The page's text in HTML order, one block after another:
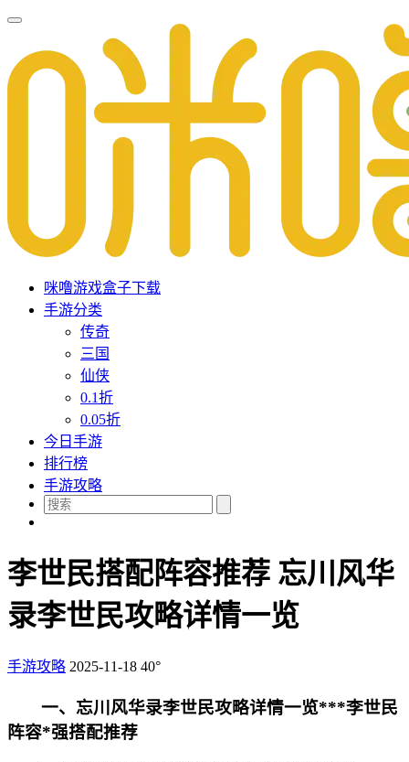
咪噜游戏盒子下载
手游分类
传奇
三国
仙侠
0.1折
0.05折
今日手游
排行榜
手游攻略
李世民搭配阵容推荐 忘川风华
录李世民攻略详情一览
手游攻略 2025-11-18 40°
一、忘川风华录李世民攻略详情一览***李世民
阵容*强搭配推荐